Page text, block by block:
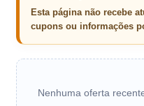
Esta página não recebe
cupons ou informações
Nenhuma oferta